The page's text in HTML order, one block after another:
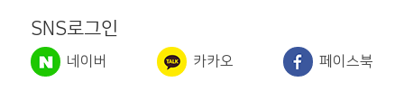
SNS로그인
네이버 카카오 페이스북